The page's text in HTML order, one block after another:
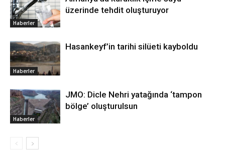
Haberler
üzerinde tehdit oluşturuyor
Haberler
Hasankeyf’in tarihi silüeti kayboldu
Haberler
JMO: Dicle Nehri yatağında ‘tampon
bölge’ oluşturulsun